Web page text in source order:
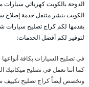
الدوحة بالكويت كهربائي سيارات
الكويت بنشر متنقل خدمة إصلاح
يقدمها لكم كراج تصليح سيارات
لتوفير لكم أفضل الخدمات:
في تصليح السيارات بكافة
كما أننا نعمل في تصليح ميكانيك
ونخصص أيضاً كراج تصليح تكييف